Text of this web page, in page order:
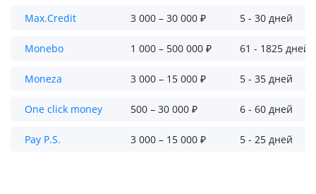
Max.Credit 3 000 – 30 000 ₽ 5 - 30 дней
Monebo 1 000 – 500 000 ₽ 61 - 1825 дней
Moneza 3 000 – 15 000 ₽ 5 - 35 дней
One click money 500 – 30 000 ₽ 6 - 60 дней
Pay P.S. 3 000 – 15 000 ₽ 5 - 25 дней